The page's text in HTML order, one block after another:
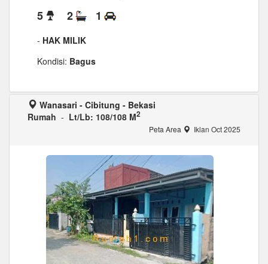
5 2 1
- HAK MILIK
Kondisi: Bagus
Wanasari - Cibitung - Bekasi
Rumah - Lt/Lb: 108/108 M2
Peta Area Iklan Oct 2025